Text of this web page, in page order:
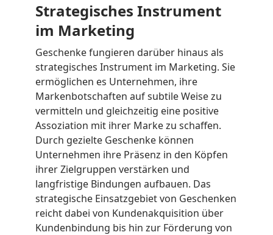
Strategisches Instrument
im Marketing
Geschenke fungieren darüber hinaus als
strategisches Instrument im Marketing. Sie
ermöglichen es Unternehmen, ihre
Markenbotschaften auf subtile Weise zu
vermitteln und gleichzeitig eine positive
Assoziation mit ihrer Marke zu schaffen.
Durch gezielte Geschenke können
Unternehmen ihre Präsenz in den Köpfen
ihrer Zielgruppen verstärken und
langfristige Bindungen aufbauen. Das
strategische Einsatzgebiet von Geschenken
reicht dabei von Kundenakquisition über
Kundenbindung bis hin zur Förderung von